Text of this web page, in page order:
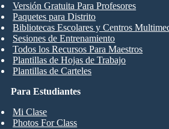
Para Estudiantes
Mi Clase
Photos For Class
Versión Gratuita Para Profesores
Paquetes para Distrito
Bibliotecas Escolares y Centros
Sesiones de Entrenamiento
Todos los Recursos Para Maestros
Plantillas de Hojas de Trabajo
Plantillas de Carteles